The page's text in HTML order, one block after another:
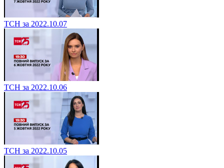
ТСН за 2022.10.07
ТСН за 2022.10.06
ТСН за 2022.10.05